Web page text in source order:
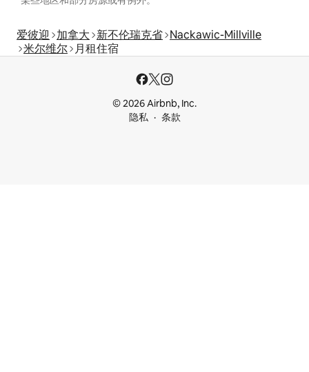
爱彼迎 加拿大 新不伦瑞克省 Nackawic-Millville
米尔维尔 月租住宿
© 2026 Airbnb, Inc.
隐私
条款